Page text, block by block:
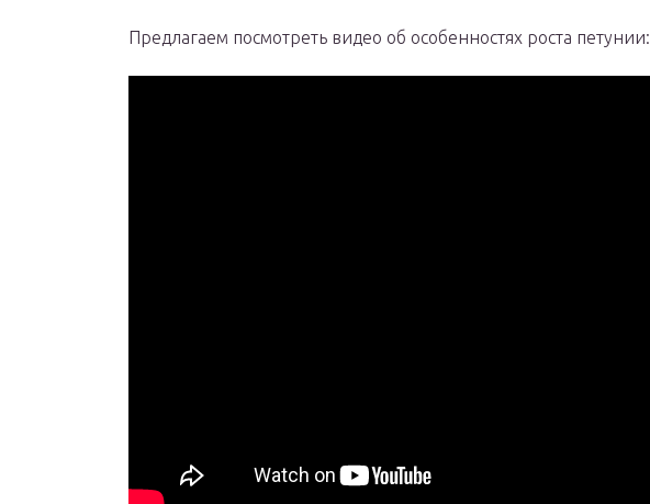
Предлагаем посмотреть видео об особенностях роста петунии: